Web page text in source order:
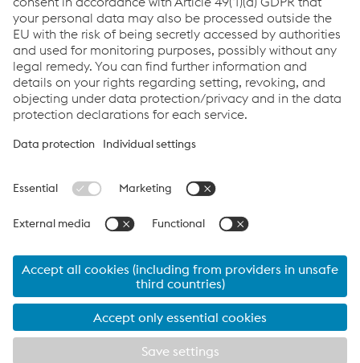
Links
Applications
Products
Services
Job & Career
Terms and Conditions
Cookie settings
Print this page